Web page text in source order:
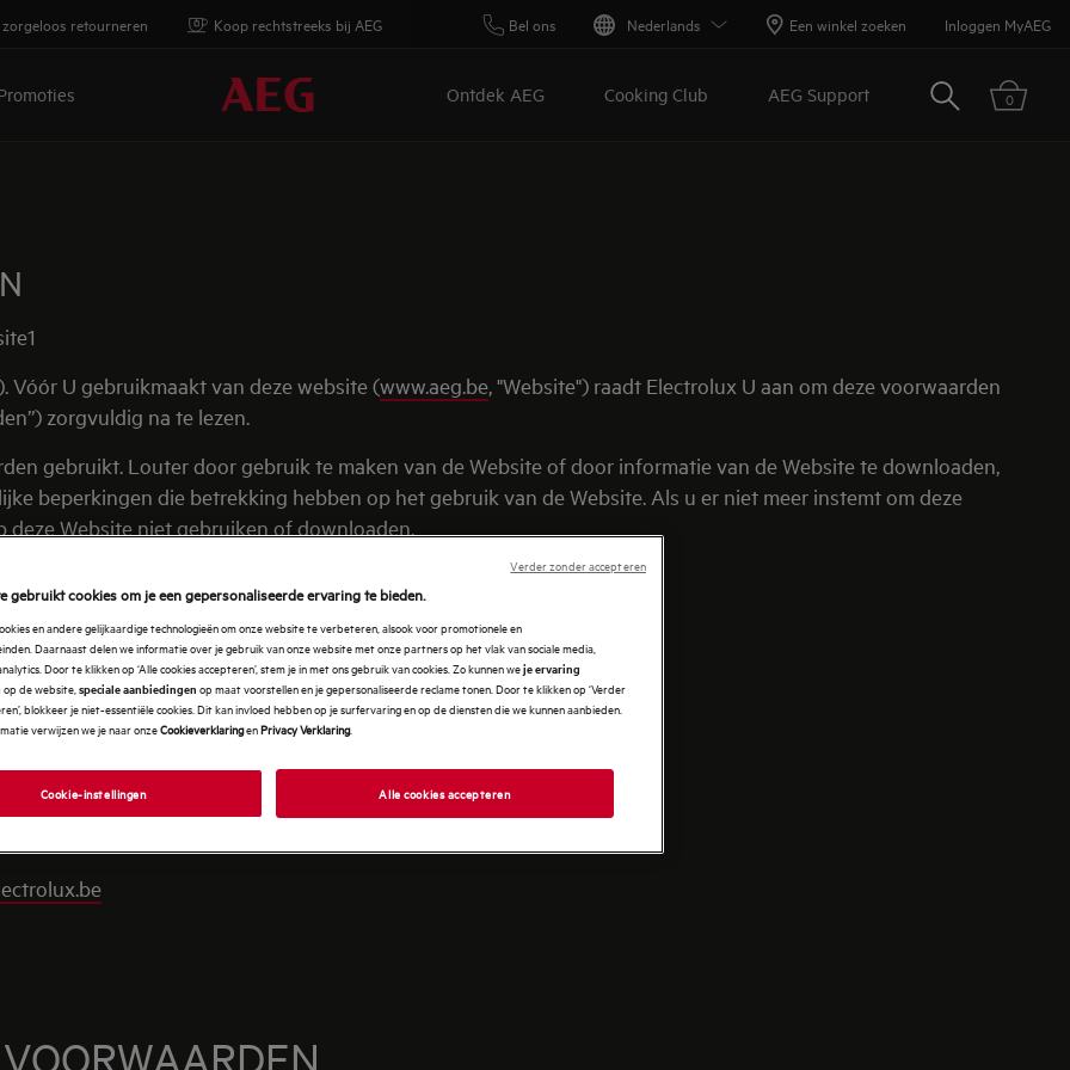
zorgeloos retourneren Koop rechtstreeks bij AEG Bel ons Nederlands Een winkel zoeken Inloggen MyAEG
Ontdek AEG Cooking Club AEG Support Zoeken 0
Vóór U gebruikmaakt van deze website (www.aeg.be, "Website") raadt Electrolux U aan om deze voorwaarden
zorgvuldig na te lezen.
gebruikt. Louter door gebruik te maken van de Website of door informatie van de Website te downloaden,
beperkingen die betrekking hebben op het gebruik van de Website. Als u er niet meer instemt om deze
deze Website niet gebruiken of downloaden.
ELECTROLUX
gebruikt cookies om je een gepersonaliseerde ervaring te bieden.
en andere gelijkaardige technologieën om onze website te verbeteren, alsook voor promotionele en
Daarnaast delen we informatie over je gebruik van onze website met onze partners op het vlak van sociale media,
Door te klikken op ‘Alle cookies accepteren’, stem je in met ons gebruik van cookies. Zo kunnen weje ervaring
op de website, speciale aanbiedingen op maat voorstellen en je gepersonaliseerde reclame tonen. Door te klikken op ‘Verder
blokkeer je niet-essentiële cookies. Dit kan invloed hebben op je surfervaring en op de diensten die we kunnen aanbieden.
verwijzen we je naar onzeCookieverklaringenPrivacy Verklaring.
Cookie-instellingen Alle cookies accepteren
Verder zonder accepteren